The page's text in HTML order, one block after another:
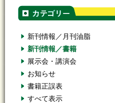
新刊情報／月刊油脂
新刊情報／書籍
展示会・講演会
お知らせ
書籍正誤表
すべて表示